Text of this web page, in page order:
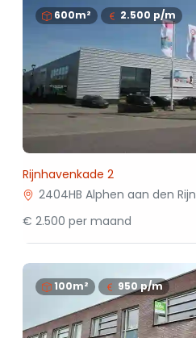
600m² 2.500 p/m
Rijnhavenkade 2
2404HB Alphen aan den Rijn
€ 2.500 per maand
100m² 950p/m